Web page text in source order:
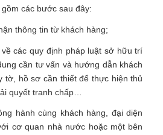
các bước sau đây:
thông tin từ khách hàng;
các quy định pháp luật sở hữu trí
cần tư vấn và hướng dẫn khách
tờ, hồ sơ cần thiết để thực hiện thủ
quyết tranh chấp…
hành cùng khách hàng, đại diện
cơ quan nhà nước hoặc một bên